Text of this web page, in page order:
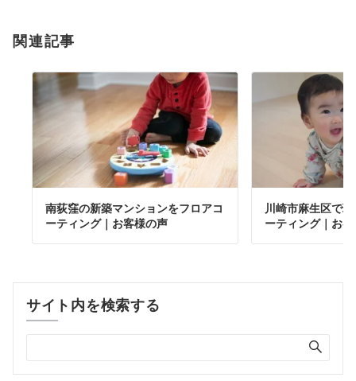
関連記事
南荻窪の新築マンションをフロアコ
ーティング｜お客様の声
川崎市麻生区で
ーティング｜お
サイト内を検索する